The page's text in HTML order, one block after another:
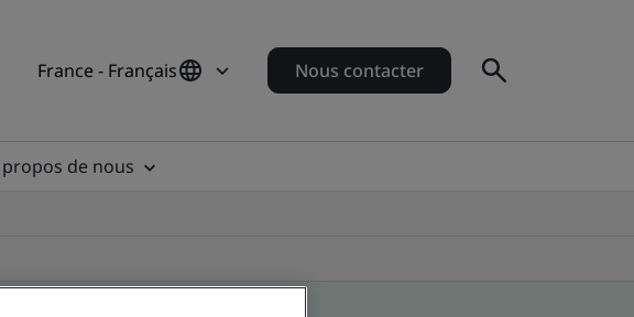
France - Français Nous contacter
propos de nous